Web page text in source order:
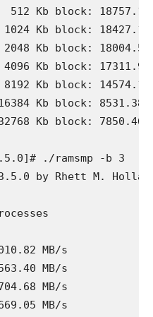
512 Kb block: 18757.11
1024 Kb block: 18427.15
2048 Kb block: 18004.59
4096 Kb block: 17311.92
8192 Kb block: 14574.13
Kb block: 8531.38
Kb block: 7850.46
./ramsmp -b 3
v3.5.0 by Rhett M.
MB/s
MB/s
MB/s
MB/s